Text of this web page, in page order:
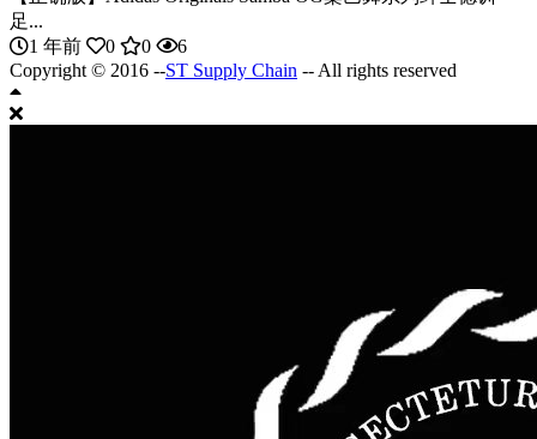
足...
1 年前
0 0
6
Copyright © 2016 --ST Supply Chain -- All rights reserved